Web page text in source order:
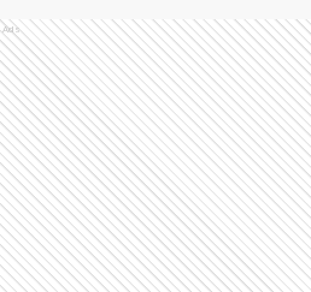
Ads